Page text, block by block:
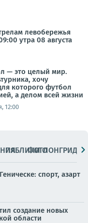
левобережья
утра 08 августа
— это целый мир.
хочу
которого футбол
а делом всей жизни
12:00
ПАБЛИКИ
ФОТОЛОНГРИДЫ
спорт, азарт
создание новых
области